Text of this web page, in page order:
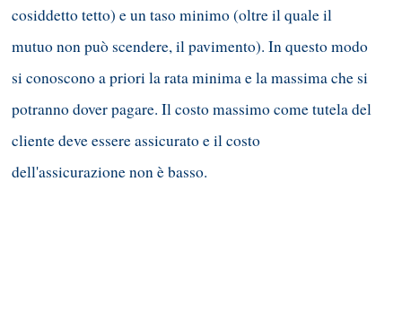
cosiddetto tetto) e un taso minimo (oltre il quale il
mutuo non può scendere, il pavimento). In questo modo
si conoscono a priori la rata minima e la massima che si
potranno dover pagare. Il costo massimo come tutela del
cliente deve essere assicurato e il costo
dell'assicurazione non è basso.